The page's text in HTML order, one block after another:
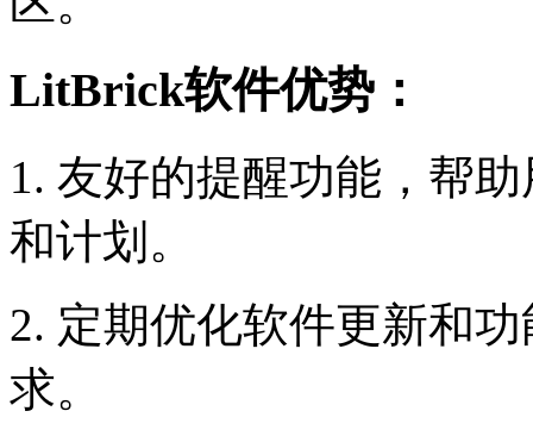
LitBrick软件优势：
1. 友好的提醒功能，帮
和计划。
2. 定期优化软件更新和
求。